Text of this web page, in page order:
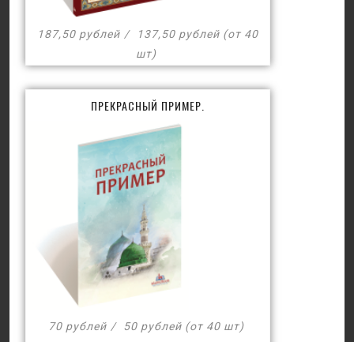
187,50 рублей
137,50 рублей (от 40
шт)
ПРЕКРАСНЫЙ ПРИМЕР.
70 рублей 50 рублей (от 40 шт)